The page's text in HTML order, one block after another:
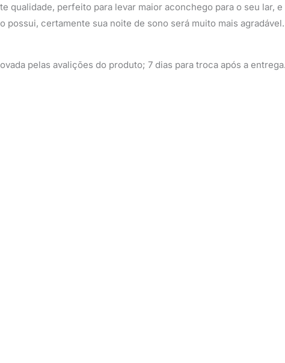
qualidade, perfeito para levar maior aconchego para o seu lar,
certamente sua noite de sono será muito mais
pelas avalições do produto; 7 dias para troca após a entrega.